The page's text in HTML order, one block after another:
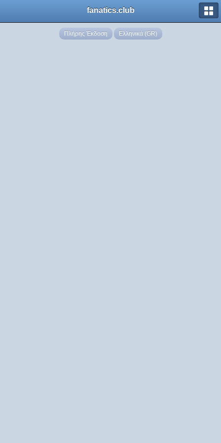
fanatics.club
Πλήρης Έκδοση Ελληνικά (GR)